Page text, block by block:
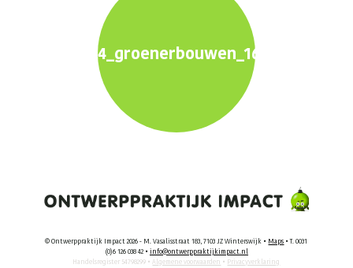
© Ontwerppraktijk Impact 2026 - M. Vasalisstraat 183, 7103 JZ Winterswijk • Maps • T. 0031
(0)6 126 038 42 • info@ontwerppraktijkimpact.nl
Handelsregister 54798299 •Algemene voorwaarden • Privacyverklaring